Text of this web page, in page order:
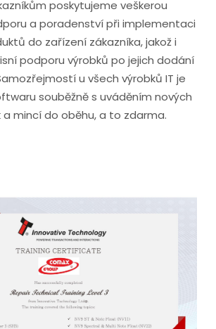
poskytujeme veškerou
a poradenství při implementaci
do zařízení zákazníka, jakož i
podporu výrobků po jejich dodání
u všech výrobků IT je
souběžně s uváděním nových
a mincí do oběhu, a to zdarma.